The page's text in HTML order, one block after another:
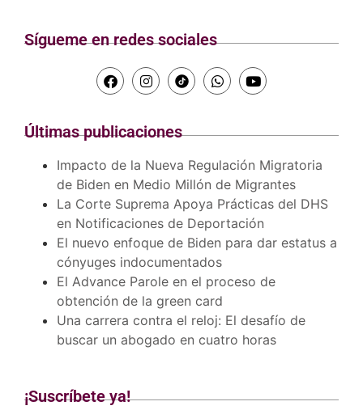
Sígueme en redes sociales
Últimas publicaciones
Impacto de la Nueva Regulación Migratoria
de Biden en Medio Millón de Migrantes
La Corte Suprema Apoya Prácticas del DHS
en Notificaciones de Deportación
El nuevo enfoque de Biden para dar estatus a
cónyuges indocumentados
El Advance Parole en el proceso de
obtención de la green card
Una carrera contra el reloj: El desafío de
buscar un abogado en cuatro horas
¡Suscríbete ya!